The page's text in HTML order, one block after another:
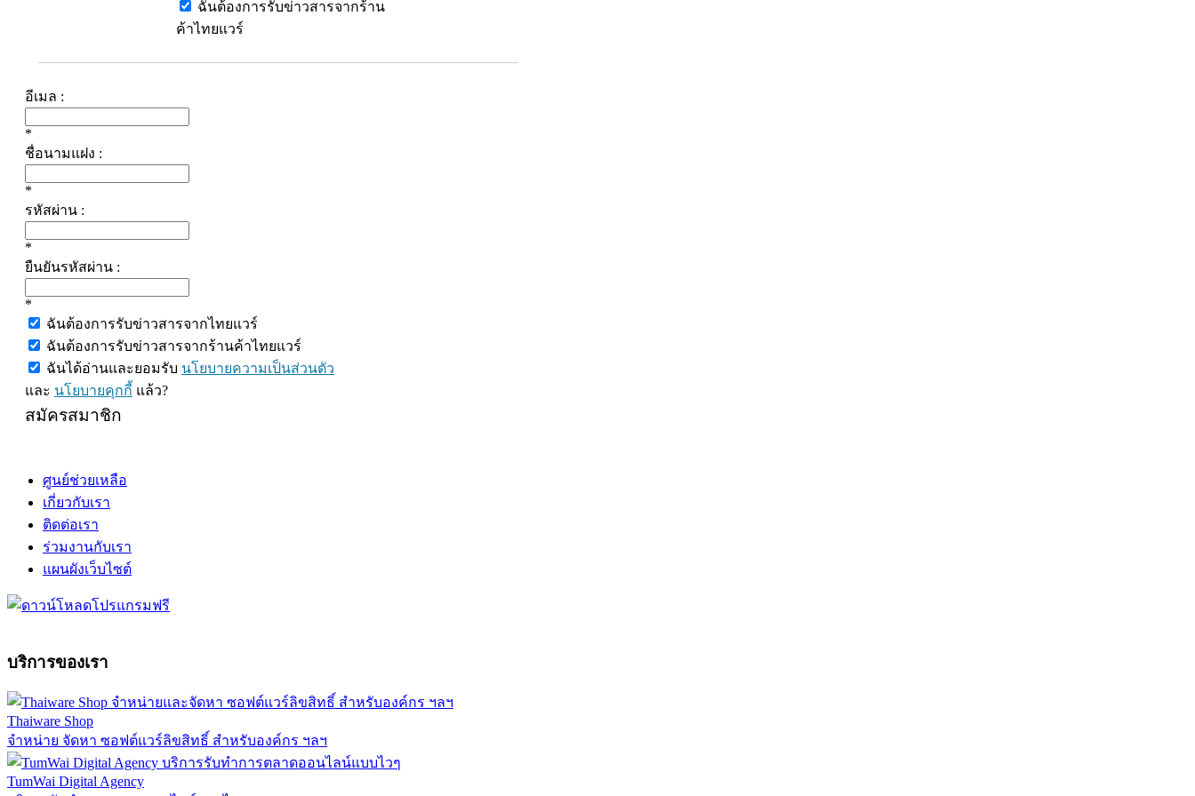
ฉันต้องการรับข่าวสารจากร้าน
ค้าไทยแวร์
อีเมล :
*
ชื่อนามแฝง :
*
รหัสผ่าน :
*
ยืนยันรหัสผ่าน :
*
ฉันต้องการรับข่าวสารจากไทยแวร์
ฉันต้องการรับข่าวสารจากร้านค้าไทยแวร์
ฉันได้อ่านและยอมรับ นโยบายความเป็นส่วนตัว
และ นโยบายคุกกี้ แล้ว?
สมัครสมาชิก
ศูนย์ช่วยเหลือ
เกี่ยวกับเรา
ติดต่อเรา
ร่วมงานกับเรา
แผนผังเว็บไซต์
บริการของเรา
Thaiware Shop
จำหน่าย จัดหา ซอฟต์แวร์ลิขสิทธิ์ สำหรับองค์กร ฯลฯ
TumWai Digital Agency